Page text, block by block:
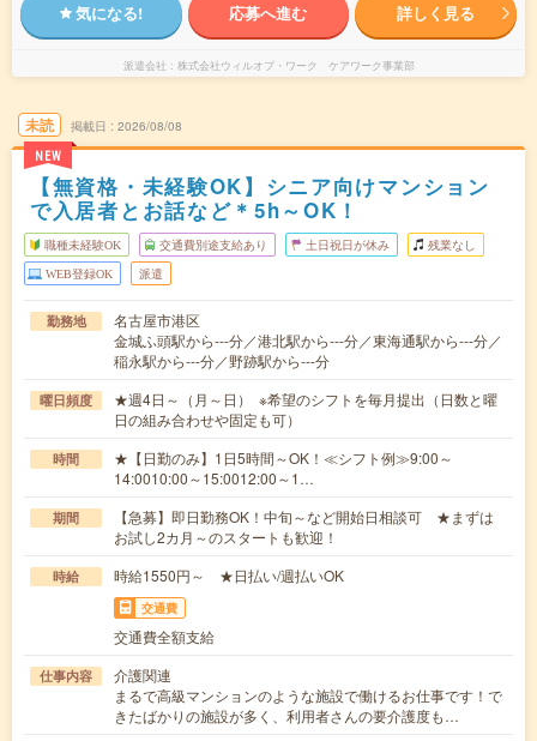
気になる! 応募へ進む 詳しく見る
派遣会社 株式会社ウィルオブ・ワーク ケアワーク事業部
未読
NEW
掲載日 2026/08/08
【無資格・未経験OK】シニア向けマンション
で入居者とお話など＊5h～OK！
職種未経験OK 交通費別途支給あり 土日祝日が休み 残業なし
WEB登録OK 派遣
勤務地
名古屋市港区
金城ふ頭駅から---分／港北駅から---分／東海通駅から---分／
稲永駅から---分／野跡駅から---分
曜日頻度
★週4日～（月～日） ※希望のシフトを毎月提出（日数と曜
日の組み合わせや固定も可）
時間
★【日勤のみ】1日5時間～OK！≪シフト例≫9:00～
14:0010:00～15:0012:00～1…
期間
【急募】即日勤務OK！中旬～など開始日相談可 ★まずは
お試し2カ月～のスタートも歓迎！
時給 時給1550円～ ★日払い/週払いOK
交通費
交通費全額支給
仕事内容
介護関連
まるで高級マンションのような施設で働けるお仕事です！で
きたばかりの施設が多く、利用者さんの要介護度も…